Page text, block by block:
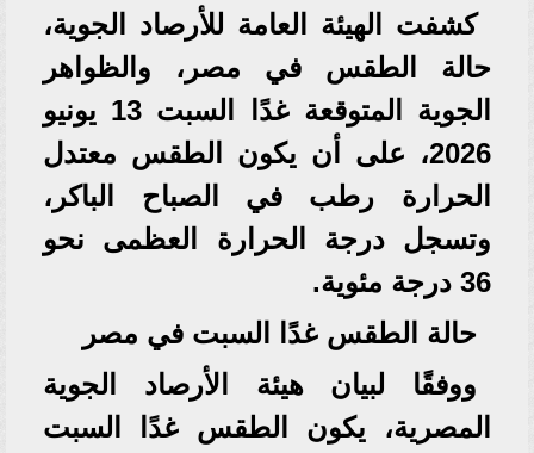
كشفت الهيئة العامة للأرصاد الجوية،
حالة الطقس في مصر، والظواهر
الجوية المتوقعة غدًا السبت 13 يونيو
2026، على أن يكون الطقس معتدل
الحرارة رطب في الصباح الباكر،
وتسجل درجة الحرارة العظمى نحو
36 درجة مئوية.
حالة الطقس غدًا السبت في مصر
ووفقًا لبيان هيئة الأرصاد الجوية
المصرية، يكون الطقس غدًا السبت